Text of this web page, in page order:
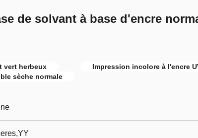
de solvant à base d'encre
vert herbeux
Impression incolore à l'encre
sèche normale